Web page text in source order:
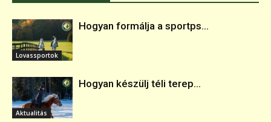
Lovassportok
Hogyan formálja a sportps...
Aktualitás
Hogyan készülj téli terep...